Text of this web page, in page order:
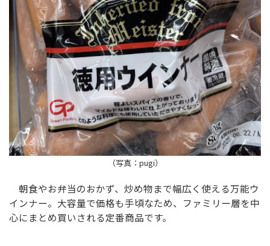
（写真：pugi）
朝食やお弁当のおかず、炒め物まで幅広く使える万能ウ
インナー。大容量で価格も手頃なため、ファミリー層を中
心にまとめ買いされる定番商品です。